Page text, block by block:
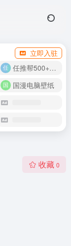
立即入驻
任推帮500+推广项目！
国漫电脑壁纸
收藏 0